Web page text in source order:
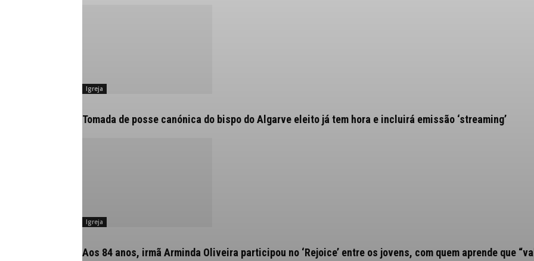
Igreja
Tomada de posse canónica do bispo do Algarve eleito já tem hora e incluirá emissão ‘streaming’
Igreja
Aos 84 anos, irmã Arminda Oliveira participou no ‘Rejoice’ entre os jovens, com quem aprende que